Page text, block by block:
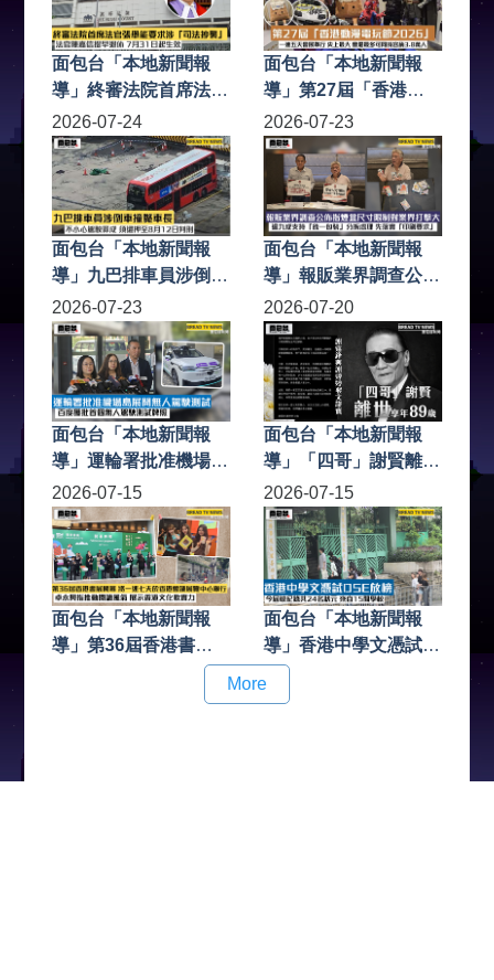
130幅原畫
面包台「本地新聞報
導」終審法院首席法官
張舉能要求涉「司法抄
襲」法官陳嘉信提早退
休 7月31日起生效
面包台「本地新聞報
導」第27屆「香港動
漫電玩節2026」一連
五天會展舉行 史上最
大 會場最多可同時容
納3.8萬人
2026-07-24
面包台「本地新聞報
導」九巴排車員涉倒車
撞斃車長 不小心駕駛
罪成 須還押至8月12日
判刑
2026-07-23
面包台「本地新聞報
導」報販業界調查公佈
指煙盒尺寸限制對業界
打擊大 逾九成支持
「統一包裝」分拆處理
先落實「印刷要求」
2026-07-23
面包台「本地新聞報
導」運輪署批准機場島
展開無人駕駛測試 百
度獲批首個無人駕駛測
試牌照
2026-07-20
面包台「本地新聞報
導」「四哥」謝賢離世
享年89歲 謝霆鋒與謝
婷婷發文證實
2026-07-15
面包台「本地新聞報
導」第36屆香港書展
開幕 將一連七天於香
港會議展覽中心舉行
2026-07-15
面包台「本地新聞報
導」香港中學文憑試
DSE放榜 今屆破紀錄
共24名狀元 來自15間
More